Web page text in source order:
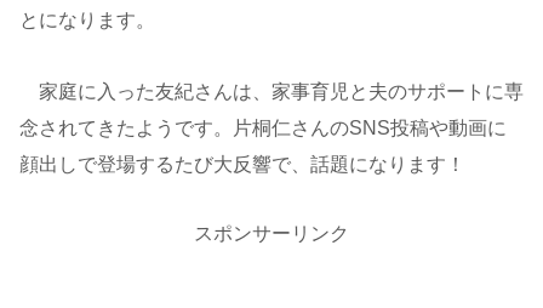
とになります。
家庭に入った友紀さんは、家事育児と夫のサポートに専
念されてきたようです。片桐仁さんのSNS投稿や動画に
顔出しで登場するたび大反響で、話題になります！
スポンサーリンク